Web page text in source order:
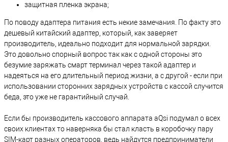
защитная пленка экрана;
По поводу адаптера питания есть некие замечания. По факту это
дешевый китайский адаптер, который, как заверяет
производитель, идеально подходит для нормальной зарядки.
Это довольно спорный вопрос так как с одной стороны это
безумие заряжать смарт терминал через такой адаптер и
надеяться на его длительный период жизни, а с другой - если при
использовании сторонних зарядных устройств с кассой случится
беда, это уже не гарантийный случай.
Если бы производитель кассового аппарата aQsi подумал о всех
своих клиентах то наверняка бы стал класть в коробочку пару
SIM-карт разных операторов, ведь найдутся предприниматели